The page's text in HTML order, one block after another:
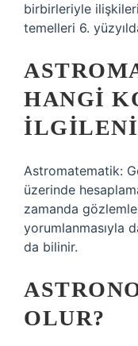
birbirleriyle
temelleri 6.
HANGI
Astromatematik:
üzerinde
zamanda
yorumlanmasıyla
da bilinir.
OLUR?